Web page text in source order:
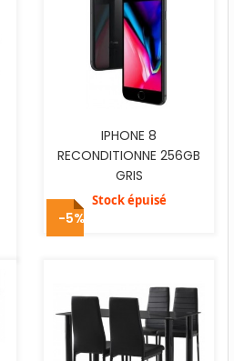
IPHONE 8
RECONDITIONNE 256GB
GRIS
Stock épuisé
-5%